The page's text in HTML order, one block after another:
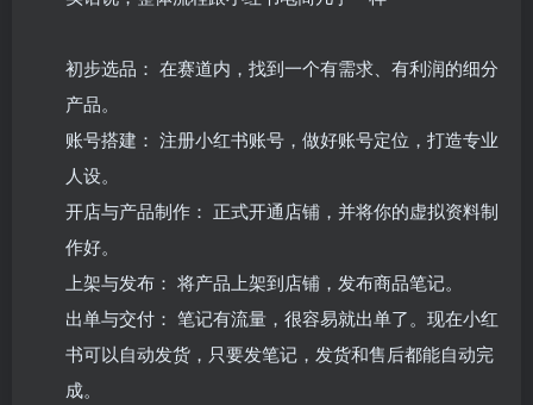
初步选品： 在赛道内，找到一个有需求、有利润的细分
产品。​
账号搭建： 注册小红书账号，做好账号定位，打造专业
人设。​
开店与产品制作： 正式开通店铺，并将你的虚拟资料制
作好。​
上架与发布： 将产品上架到店铺，发布商品笔记。​
出单与交付： 笔记有流量，很容易就出单了。现在小红
书可以自动发货，只要发笔记，发货和售后都能自动完
成。​